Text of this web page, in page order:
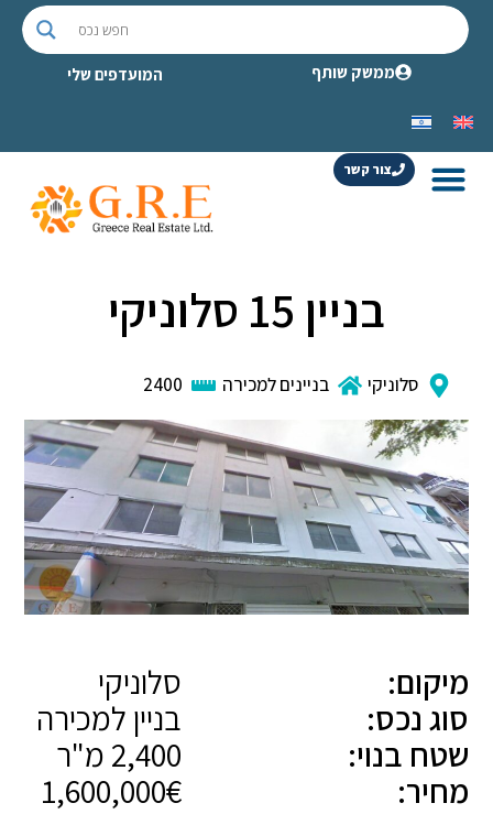
ממשק שותף המועדפים שלי
צור קשר
בניין 15 סלוניקי
סלוניקי בניינים למכירה 2400
מיקום:
סלוניקי
סוג נכס:
בניין למכירה
שטח בנוי:
מחיר:
1,600,000€